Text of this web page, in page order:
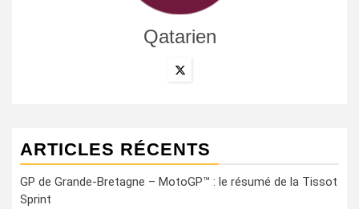
Qatarien
ARTICLES RÉCENTS
GP de Grande-Bretagne – MotoGP™ : le résumé de la Tissot
Sprint